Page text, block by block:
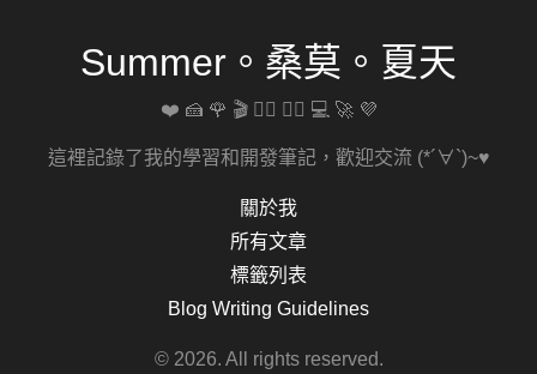
Summer。桑莫。夏天
❤️ 🍰 🌹 🎬 🚴‍♀️ 🏋️‍♀️ 💻 🚀 💜
這裡記錄了我的學習和開發筆記，歡迎交流 (*´∀`)~♥
關於我
所有文章
標籤列表
Blog Writing Guidelines
© 2026. All rights reserved.